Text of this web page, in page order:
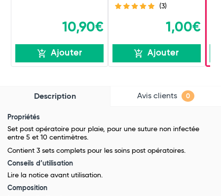
10,90€
Ajouter
(3)
1,00€
Ajouter
Description Avis clients 0
Propriétés
Set post opératoire pour plaie, pour une suture non infectée
entre 5 et 10 centimètres.
Contient 3 sets complets pour les soins post opératoires.
Conseils d’utilisation
Lire la notice avant utilisation.
Composition